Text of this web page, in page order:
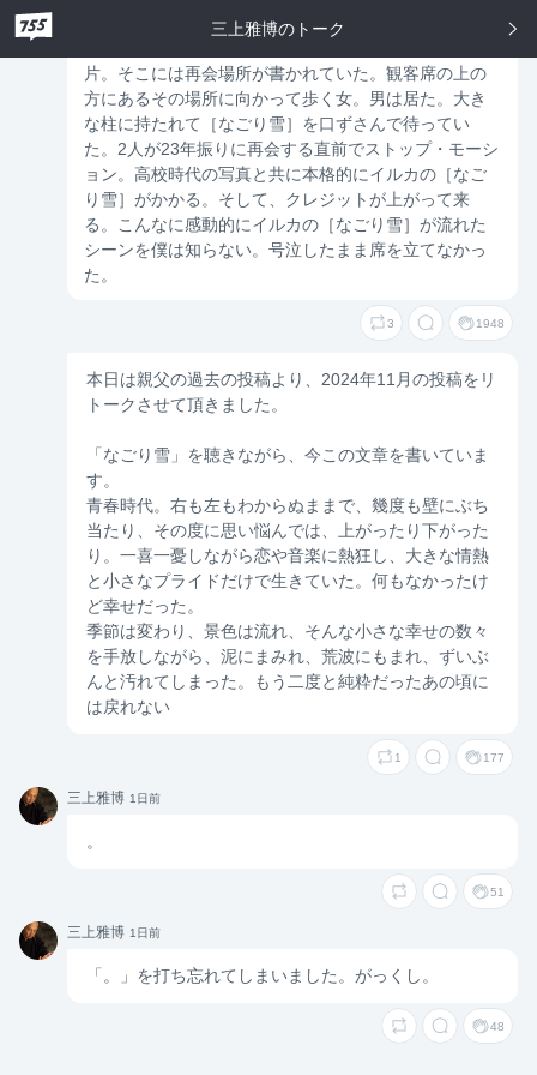
三上雅博のトーク
提供し、女はスタッフとして参加する。高校時代の想
片。そこには再会場所が書かれていた。観客席の上の
方にあるその場所に向かって歩く女。男は居た。大き
な柱に持たれて［なごり雪］を口ずさんで待ってい
た。2人が23年振りに再会する直前でストップ・モーシ
ョン。高校時代の写真と共に本格的にイルカの［なご
り雪］がかかる。そして、クレジットが上がって来
る。こんなに感動的にイルカの［なごり雪］が流れた
シーンを僕は知らない。号泣したまま席を立てなかっ
た。
3 1948
本日は親父の過去の投稿より、2024年11月の投稿をリ
トークさせて頂きました。
「なごり雪」を聴きながら、今この文章を書いていま
す。
青春時代。右も左もわからぬままで、幾度も壁にぶち
当たり、その度に思い悩んでは、上がったり下がった
り。一喜一憂しながら恋や音楽に熱狂し、大きな情熱
と小さなプライドだけで生きていた。何もなかったけ
ど幸せだった。
季節は変わり、景色は流れ、そんな小さな幸せの数々
を手放しながら、泥にまみれ、荒波にもまれ、ずいぶ
んと汚れてしまった。もう二度と純粋だったあの頃に
は戻れない
1 177
三上雅
博
三上雅博 1日前
。
51
三上雅
博
三上雅博 1日前
「。」を打ち忘れてしまいました。がっくし。
48